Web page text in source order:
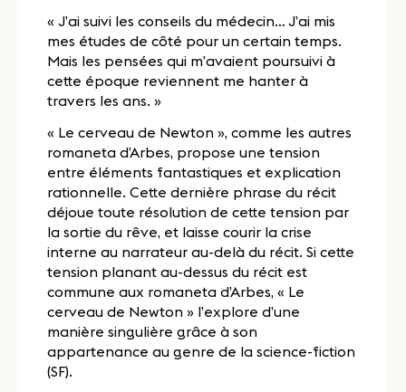
« J’ai suivi les conseils du médecin… J’ai mis
mes études de côté pour un certain temps.
Mais les pensées qui m’avaient poursuivi à
cette époque reviennent me hanter à
travers les ans. »
« Le cerveau de Newton », comme les autres
romaneta d’Arbes, propose une tension
entre éléments fantastiques et explication
rationnelle. Cette dernière phrase du récit
déjoue toute résolution de cette tension par
la sortie du rêve, et laisse courir la crise
interne au narrateur au-delà du récit. Si cette
tension planant au-dessus du récit est
commune aux romaneta d’Arbes, « Le
cerveau de Newton » l’explore d’une
manière singulière grâce à son
appartenance au genre de la science-fiction
(SF).